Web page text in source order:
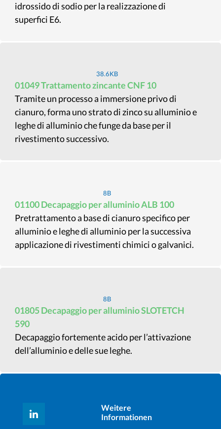
idrossido di sodio per la realizzazione di
superfici E6.
38.6KB
01049 Trattamento zincante CNF 10
Tramite un processo a immersione privo di
cianuro, forma uno strato di zinco su alluminio e
leghe di alluminio che funge da base per il
rivestimento successivo.
8B
01100 Decapaggio per alluminio ALB 100
Pretrattamento a base di cianuro specifico per
alluminio e leghe di alluminio per la successiva
applicazione di rivestimenti chimici o galvanici.
8B
01805 Decapaggio per alluminio SLOTETCH
590
Decapaggio fortemente acido per l’attivazione
dell’alluminio e delle sue leghe.
Weitere
Informationen